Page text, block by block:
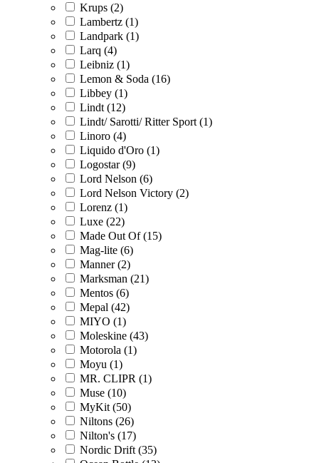
Krups (2)
Lambertz (1)
Landpark (1)
Larq (4)
Leibniz (1)
Lemon & Soda (16)
Libbey (1)
Lindt (12)
Lindt/ Sarotti/ Ritter Sport (1)
Linoro (4)
Liquido d'Oro (1)
Logostar (9)
Lord Nelson (6)
Lord Nelson Victory (2)
Lorenz (1)
Luxe (22)
Made Out Of (15)
Mag-lite (6)
Manner (2)
Marksman (21)
Mentos (6)
Mepal (42)
MIYO (1)
Moleskine (43)
Motorola (1)
Moyu (1)
MR. CLIPR (1)
Muse (10)
MyKit (50)
Niltons (26)
Nilton's (17)
Nordic Drift (35)